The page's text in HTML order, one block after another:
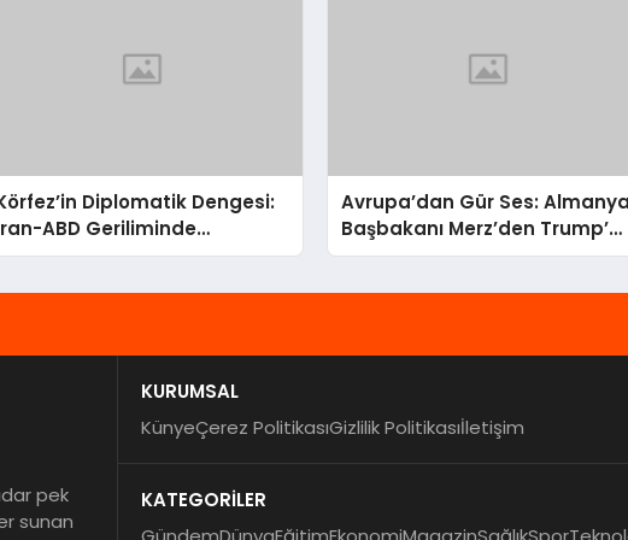
Diplomatik Dengesi:
ABD Geriliminde
Kritik Rolü
Avrupa’dan Gür Ses: Almanya
Başbakanı Merz’den Trump’a
Hem Gümrük Hem NATO
pek
sunan
KURUMSAL
KünyeÇerez PolitikasıGizlilik Politikasıİletişim
KATEGORİLER